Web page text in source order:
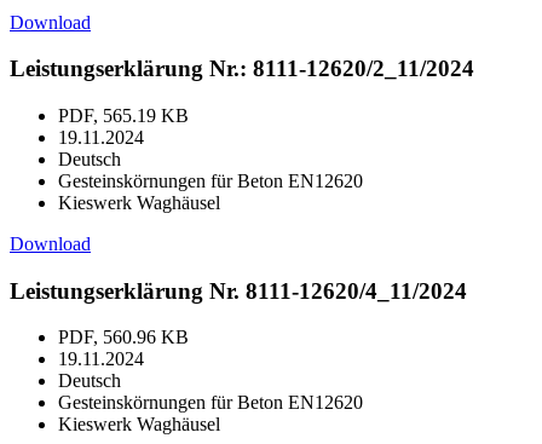
Download
Leistungserklärung Nr.: 8111-12620/2_11/2024
PDF, 565.19 KB
19.11.2024
Deutsch
Gesteinskörnungen für Beton EN12620
Kieswerk Waghäusel
Download
Leistungserklärung Nr. 8111-12620/4_11/2024
PDF, 560.96 KB
19.11.2024
Deutsch
Gesteinskörnungen für Beton EN12620
Kieswerk Waghäusel